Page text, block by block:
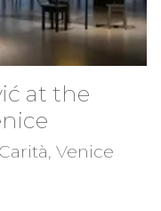
at the
Venice